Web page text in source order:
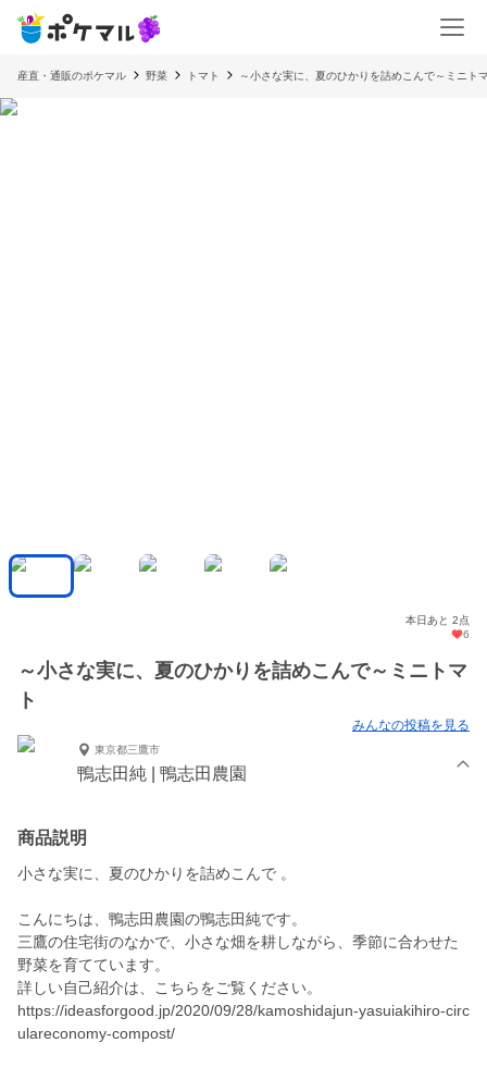
産直・通販のポケマル 野菜 トマト ～小さな実に、夏のひかりを詰めこんで～ミニト
本日あと 2点
6
～小さな実に、夏のひかりを詰めこんで～ミニトマ
ト
みんなの投稿を見る
東京都三鷹市
鴨志田純 | 鴨志田農園
商品説明
小さな実に、夏のひかりを詰めこんで 。
こんにちは、鴨志田農園の鴨志田純です。
三鷹の住宅街のなかで、小さな畑を耕しながら、季節に合わせた
野菜を育てています。
詳しい自己紹介は、こちらをご覧ください。
https://ideasforgood.jp/2020/09/28/kamoshidajun-yasuiakihiro-circ
ulareconomy-compost/